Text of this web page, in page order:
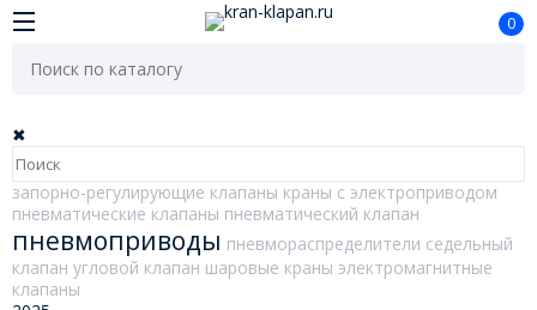
0
✖
запорно-регулирующие клапаны краны с электроприводом
пневматические клапаны пневматический клапан
пневмоприводы пневмораспределители седельный
клапан угловой клапан шаровые краны электромагнитные
клапаны